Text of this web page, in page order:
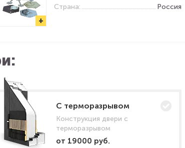
+
Страна:
Россия
C терморазрывом
Конструкция двери с
терморазрывом
от 19000 руб.